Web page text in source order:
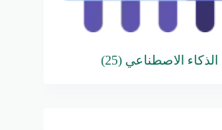
الذكاء الاصطناعي(25)